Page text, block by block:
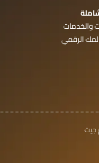
والخدمات
الرقمي
جيت